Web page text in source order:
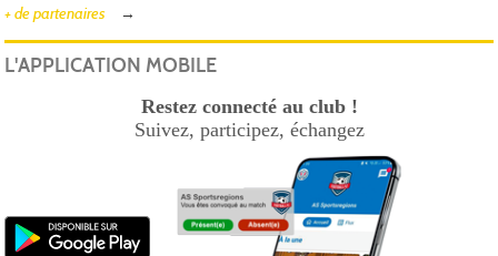
+ de partenaires
L'APPLICATION MOBILE
Restez connecté au club !
Suivez, participez, échangez